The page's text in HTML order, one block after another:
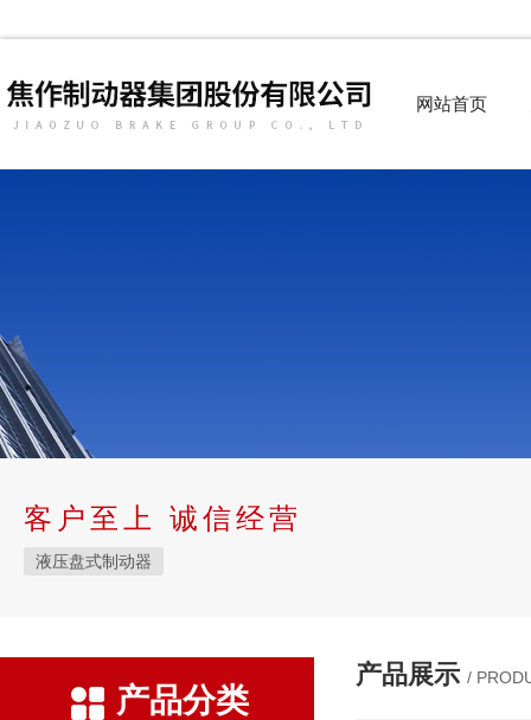
网站首页
客户至上 诚信经营
液压盘式制动器
产品分类
产品展示 /